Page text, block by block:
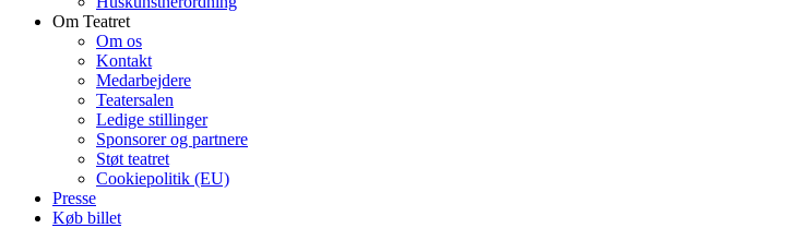
Om Teatret
Om os
Kontakt
Medarbejdere
Teatersalen
Ledige stillinger
Sponsorer og partnere
Støt teatret
Cookiepolitik (EU)
Presse
Køb billet